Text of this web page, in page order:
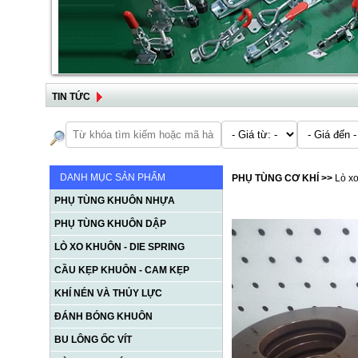
TIN TỨC
DANH MỤC SẢN PHẨM
PHỤ TÙNG KHUÔN NHỰA
PHỤ TÙNG KHUÔN DẬP
LÒ XO KHUÔN - DIE SPRING
CẦU KẸP KHUÔN - CAM KẸP
KHÍ NÉN VÀ THỦY LỰC
ĐÁNH BÓNG KHUÔN
BU LÔNG ỐC VÍT
PHỤ TÙNG CƠ KHÍ >> Lò